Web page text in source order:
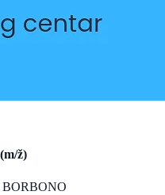
ž)
BORBONO